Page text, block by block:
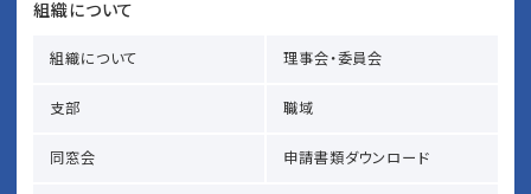
組織について
組織について 理事会・委員会
支部 職域
同窓会 申請書類ダウンロード